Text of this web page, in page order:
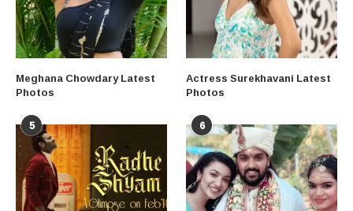
Meghana Chowdary Latest
Photos
Actress Surekhavani Latest
Photos
5 6